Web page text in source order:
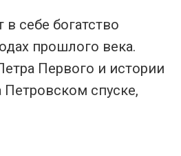
себе богатство
прошлого века.
Первого и истории
спуске,